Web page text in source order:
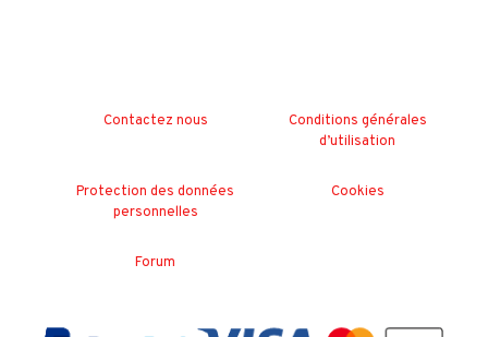
Contactez nous
Conditions générales
d’utilisation
Protection des données
personnelles
Cookies
Forum